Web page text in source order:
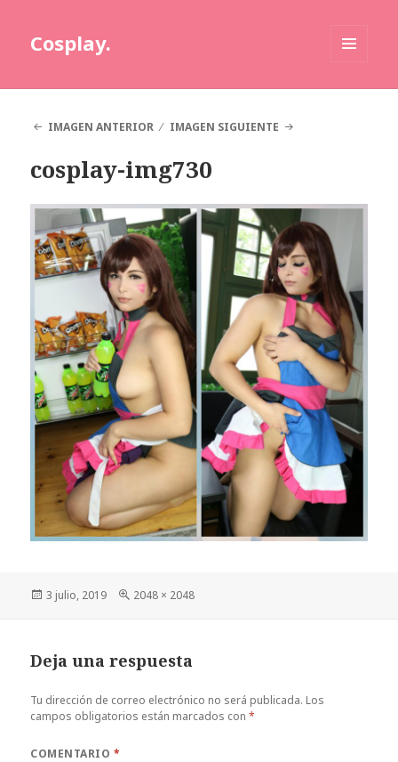
Cosplay.
IMAGEN ANTERIOR
IMAGEN SIGUIENTE
cosplay-img730
Publicado
3 julio, 2019
Tamaño
2048 × 2048
Deja una respuesta
Tu dirección de correo electrónico no será publicada. Los
campos obligatorios están marcados con*
COMENTARIO *